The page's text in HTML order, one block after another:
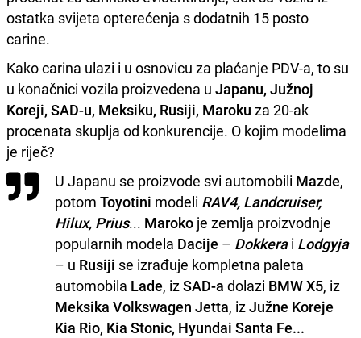
ostatka svijeta opterećenja s dodatnih 15 posto
carine.
Kako carina ulazi i u osnovicu za plaćanje PDV-a, to su
u konačnici vozila proizvedena u Japanu, Južnoj
Koreji, SAD-u, Meksiku, Rusiji, Maroku za 20-ak
procenata skuplja od konkurencije. O kojim modelima
je riječ?
U Japanu se proizvode svi automobili Mazde,
potom Toyotini modeli RAV4, Landcruiser,
Hilux, Prius... Maroko je zemlja proizvodnje
popularnih modela Dacije – Dokkerai Lodgyja
– u Rusiji se izrađuje kompletna paleta
automobila Lade, izSAD-a dolazi BMW X5, iz
Meksika Volkswagen Jetta, izJužne Koreje
Kia Rio, Kia Stonic, Hyundai Santa Fe...